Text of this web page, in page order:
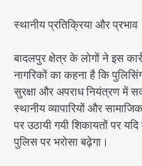
स्थानीय प्रतिक्रिया और प्रभाव
बादलपुर क्षेत्र के लोगों ने इस
नागरिकों का कहना है कि
सुरक्षा और अपराध नियंत्रण में
स्थानीय व्यापारियों और
पर उठायी गयी शिकायतों पर
पुलिस पर भरोसा बढ़ेगा।